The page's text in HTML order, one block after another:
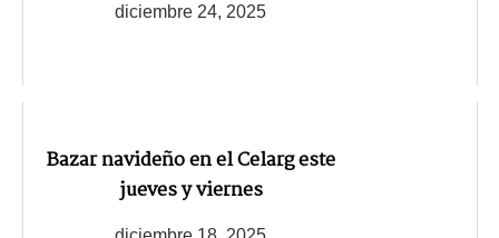
diciembre 24, 2025
Bazar navideño en el Celarg este
jueves y viernes